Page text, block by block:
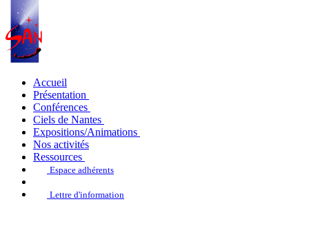
Accueil
Présentation
Conférences
Ciels de Nantes
Expositions/Animations
Nos activités
Ressources
Espace adhérents
Lettre d'information